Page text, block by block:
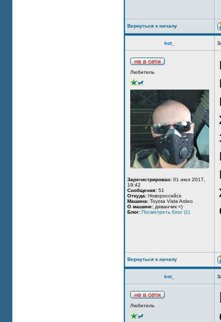
Вернуться к началу
kot_
Любитель
Зарегистрирован: 01 июл 2017,
19:42
Сообщения: 51
Откуда: Новороссийск
Машина: Toyota Vista Ardeo
О машине: диванчик =)
Блог: Посмотреть блог (1)
Вернуться к началу
kot_
Любитель